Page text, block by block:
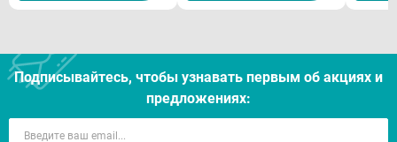
Подписывайтесь, чтобы узнавать первым об акцияx и
предложениях: